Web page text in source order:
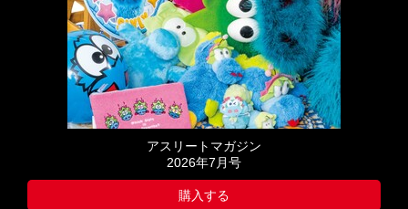
アスリートマガジン
2026年7月号
購入する